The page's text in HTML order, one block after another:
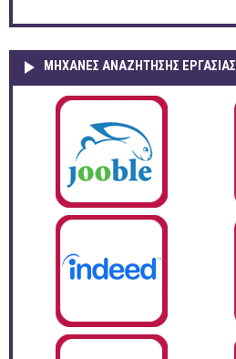
ΜΗΧΑΝΕΣ ΑΝΑΖΗΤΗΣΗΣ ΕΡΓΑΣΙΑΣ